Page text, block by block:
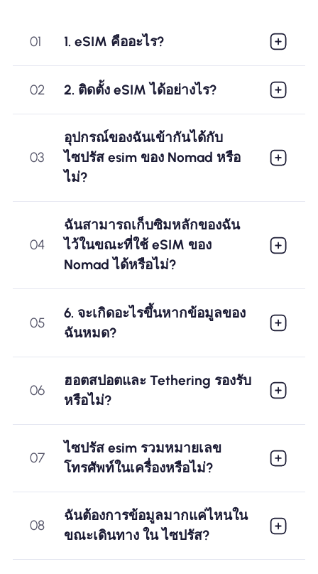
01 1. eSIM คืออะไร?
02 2. ติดตั้ง eSIM ได้อย่างไร?
03
อุปกรณ์ของฉันเข้ากันได้กับ
ไซปรัส esim ของ Nomad หรือ
ไม่?
04
ฉันสามารถเก็บซิมหลักของฉัน
ไว้ในขณะที่ใช้ eSIM ของ
Nomad ได้หรือไม่?
05
6. จะเกิดอะไรขึ้นหากข้อมูลของ
ฉันหมด?
06
ฮอตสปอตและ Tethering รองรับ
หรือไม่?
07
ไซปรัส esim รวมหมายเลข
โทรศัพท์ในเครื่องหรือไม่?
08
ฉันต้องการข้อมูลมากแค่ไหนใน
ขณะเดินทาง ใน ไซปรัส?